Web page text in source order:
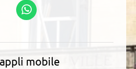
mobile